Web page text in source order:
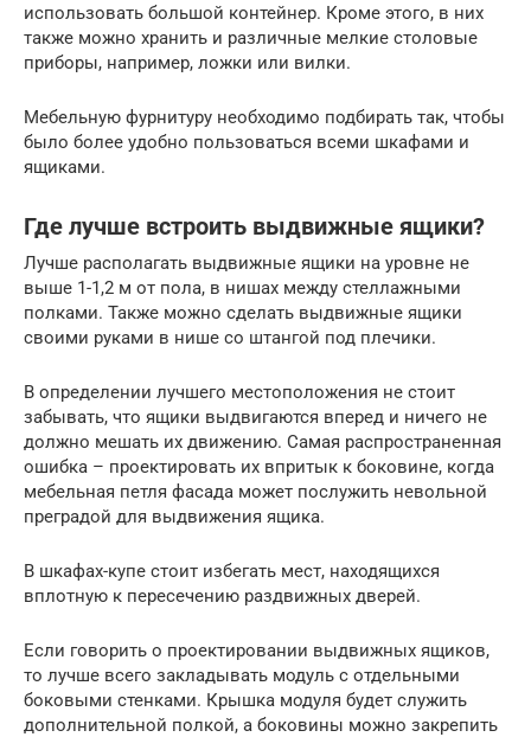
использовать большой контейнер. Кроме этого, в них
также можно хранить и различные мелкие столовые
приборы, например, ложки или вилки.
Мебельную фурнитуру необходимо подбирать так, чтобы
было более удобно пользоваться всеми шкафами и
ящиками.
Где лучше встроить выдвижные ящики?
Лучше располагать выдвижные ящики на уровне не
выше 1-1,2 м от пола, в нишах между стеллажными
полками. Также можно сделать выдвижные ящики
своими руками в нише со штангой под плечики.
В определении лучшего местоположения не стоит
забывать, что ящики выдвигаются вперед и ничего не
должно мешать их движению. Самая распространенная
ошибка – проектировать их впритык к боковине, когда
мебельная петля фасада может послужить невольной
преградой для выдвижения ящика.
В шкафах-купе стоит избегать мест, находящихся
вплотную к пересечению раздвижных дверей.
Если говорить о проектировании выдвижных ящиков,
то лучше всего закладывать модуль с отдельными
боковыми стенками. Крышка модуля будет служить
дополнительной полкой, а боковины можно закрепить